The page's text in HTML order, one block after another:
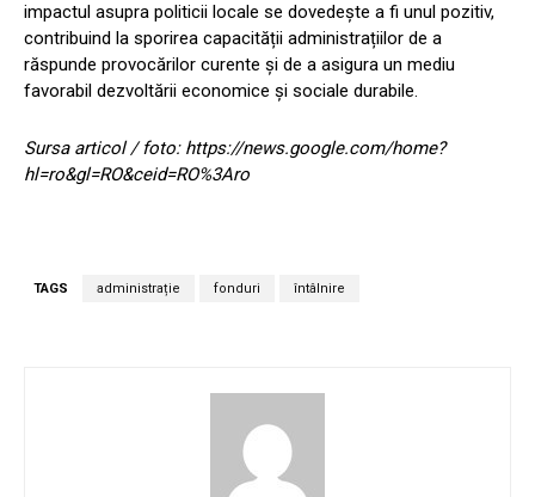
impactul asupra politicii locale se dovedește a fi unul pozitiv,
contribuind la sporirea capacității administrațiilor de a
răspunde provocărilor curente și de a asigura un mediu
favorabil dezvoltării economice și sociale durabile.
Sursa articol / foto: https://news.google.com/home?
hl=ro&gl=RO&ceid=RO%3Aro
TAGS administrație fonduri întâlnire